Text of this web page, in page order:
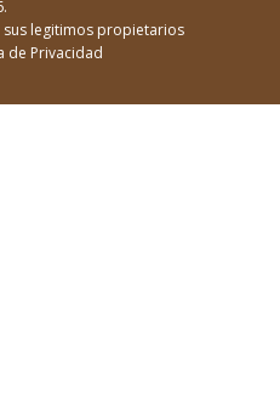
legitimos propietarios
de Privacidad